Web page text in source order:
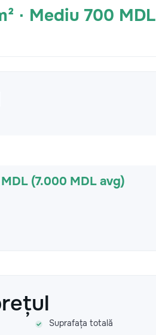
· Mediu 700 MDL
(7.000 MDL avg)
Suprafața totală